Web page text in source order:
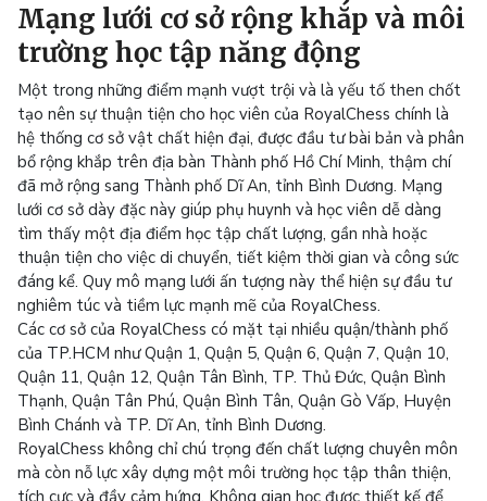
Mạng lưới cơ sở rộng khắp và môi
trường học tập năng động
Một trong những điểm mạnh vượt trội và là yếu tố then chốt
tạo nên sự thuận tiện cho học viên của RoyalChess chính là
hệ thống cơ sở vật chất hiện đại, được đầu tư bài bản và phân
bổ rộng khắp trên địa bàn Thành phố Hồ Chí Minh, thậm chí
đã mở rộng sang Thành phố Dĩ An, tỉnh Bình Dương. Mạng
lưới cơ sở dày đặc này giúp phụ huynh và học viên dễ dàng
tìm thấy một địa điểm học tập chất lượng, gần nhà hoặc
thuận tiện cho việc di chuyển, tiết kiệm thời gian và công sức
đáng kể. Quy mô mạng lưới ấn tượng này thể hiện sự đầu tư
nghiêm túc và tiềm lực mạnh mẽ của RoyalChess.
Các cơ sở của RoyalChess có mặt tại nhiều quận/thành phố
của TP.HCM như Quận 1, Quận 5, Quận 6, Quận 7, Quận 10,
Quận 11, Quận 12, Quận Tân Bình, TP. Thủ Đức, Quận Bình
Thạnh, Quận Tân Phú, Quận Bình Tân, Quận Gò Vấp, Huyện
Bình Chánh và TP. Dĩ An, tỉnh Bình Dương.
RoyalChess không chỉ chú trọng đến chất lượng chuyên môn
mà còn nỗ lực xây dựng một môi trường học tập thân thiện,
tích cực và đầy cảm hứng. Không gian học được thiết kế để